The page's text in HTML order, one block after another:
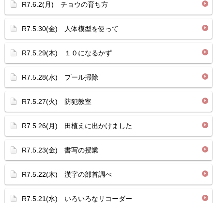
R7.6.2(月) チョウの育ち方
R7.5.30(金) 人体模型を使って
R7.5.29(木) １０になるかず
R7.5.28(水) プール掃除
R7.5.27(火) 防犯教室
R7.5.26(月) 田植えに出かけました
R7.5.23(金) 書写の授業
R7.5.22(木) 漢字の部首調べ
R7.5.21(水) いろいろなリコーダー